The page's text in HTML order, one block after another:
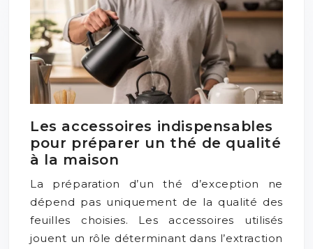
Les accessoires indispensables
pour préparer un thé de qualité
à la maison
La préparation d’un thé d’exception ne
dépend pas uniquement de la qualité des
feuilles choisies. Les accessoires utilisés
jouent un rôle déterminant dans l’extraction